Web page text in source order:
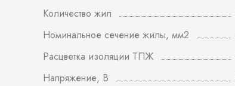
Количество жил
Номинальное сечение жилы, мм2
Расцветка изоляции ТПЖ
Напряжение, В